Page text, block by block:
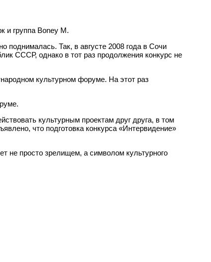
и группа Boney M.
поднималась. Так, в августе 2008 года в Сочи
СССР, однако в тот раз продолжения конкурс не
культурном форуме. На этот раз
культурным проектам друг друга, в том
что подготовка конкурса «Интервидение»
не просто зрелищем, а символом культурного